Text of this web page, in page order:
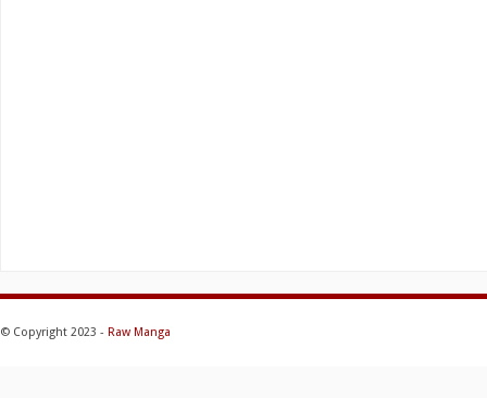
© Copyright 2023 - Raw Manga